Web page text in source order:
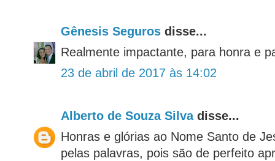
Gênesis Seguros disse...
Realmente impactante, para honra e
23 de abril de 2017 às 14:02
Alberto de Souza Silvadisse...
Honras e glórias ao Nome Santo de
pelas palavras, pois são de perfeito